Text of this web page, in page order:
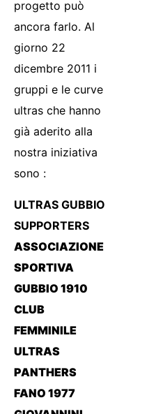
progetto può
ancora farlo. Al
giorno 22
dicembre 2011 i
gruppi e le curve
ultras che hanno
già aderito alla
nostra iniziativa
sono :
ULTRAS GUBBIO
SUPPORTERS
ASSOCIAZIONE
SPORTIVA
GUBBIO 1910
CLUB
FEMMINILE
ULTRAS
PANTHERS
FANO 1977